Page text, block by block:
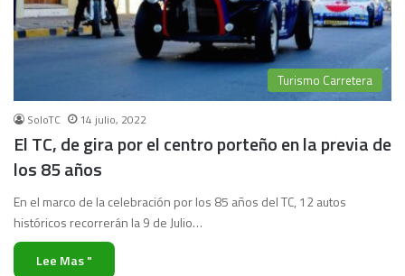
Turismo Carretera
SoloTC 14 julio, 2022
El TC, de gira por el centro porteño en la previa de
los 85 años
En el marco de la celebración por los 85 años del TC, 12 autos
históricos recorrerán la 9 de Julio…
Lee Mas "